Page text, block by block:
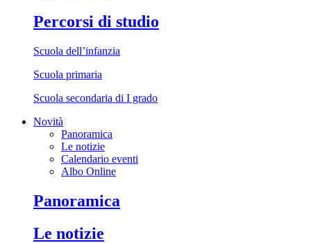
Percorsi di studio
Scuola dell’infanzia
Scuola primaria
Scuola secondaria di I grado
Novità
Panoramica
Le notizie
Calendario eventi
Albo Online
Panoramica
Le notizie